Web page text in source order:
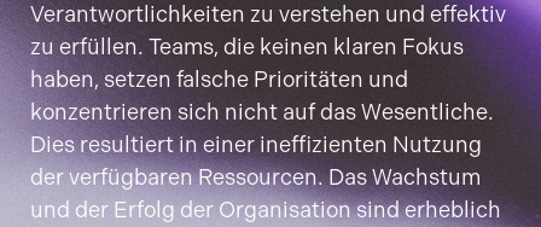
Verantwortlichkeiten zu verstehen und effektiv
zu erfüllen. Teams, die keinen klaren Fokus
haben, setzen falsche Prioritäten und
konzentrieren sich nicht auf das Wesentliche.
Dies resultiert in einer ineffizienten Nutzung
der verfügbaren Ressourcen. Das Wachstum
und der Erfolg der Organisation sind erheblich